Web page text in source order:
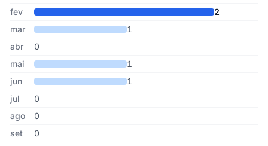
fev
2
mar
1
abr
0
mai
1
jun
1
jul
0
ago
0
set
0